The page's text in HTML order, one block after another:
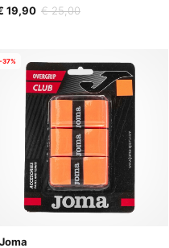
19,90 € 25,00
Joma
-37%